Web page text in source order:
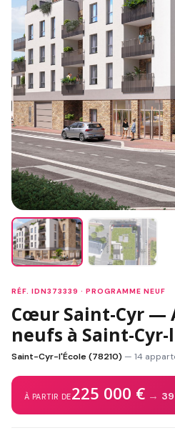
RÉF. IDN373339 · PROGRAMME NEUF
Cœur Saint-Cyr —
neufs à Saint-Cyr-
Saint-Cyr-l'École (78210) — 14
À PARTIR DE225 000 € →